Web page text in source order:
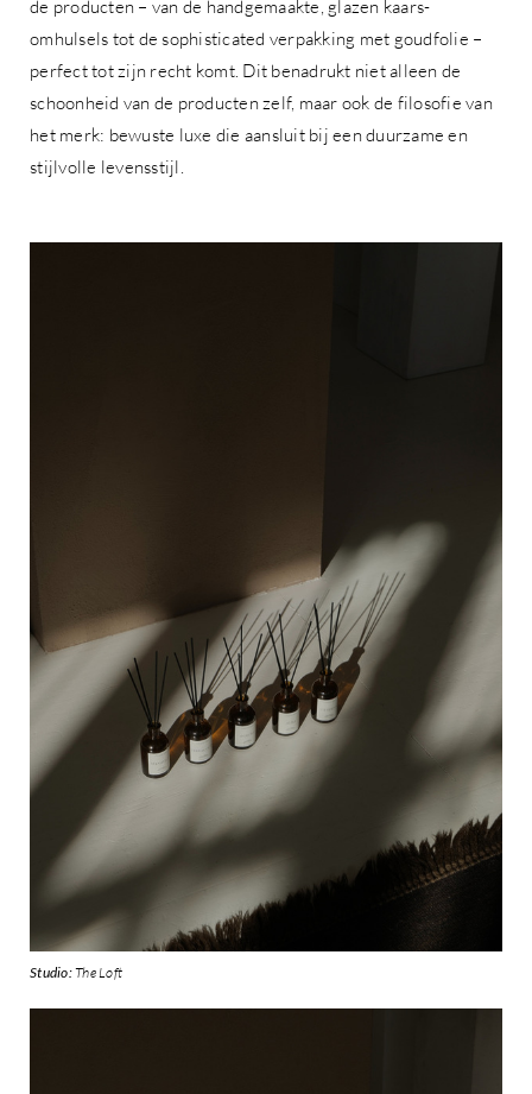
de producten – van de handgemaakte, glazen kaars-
omhulsels tot de sophisticated verpakking met goudfolie –
perfect tot zijn recht komt. Dit benadrukt niet alleen de
schoonheid van de producten zelf, maar ook de filosofie van
het merk: bewuste luxe die aansluit bij een duurzame en
stijlvolle levensstijl.
Studio:The Loft